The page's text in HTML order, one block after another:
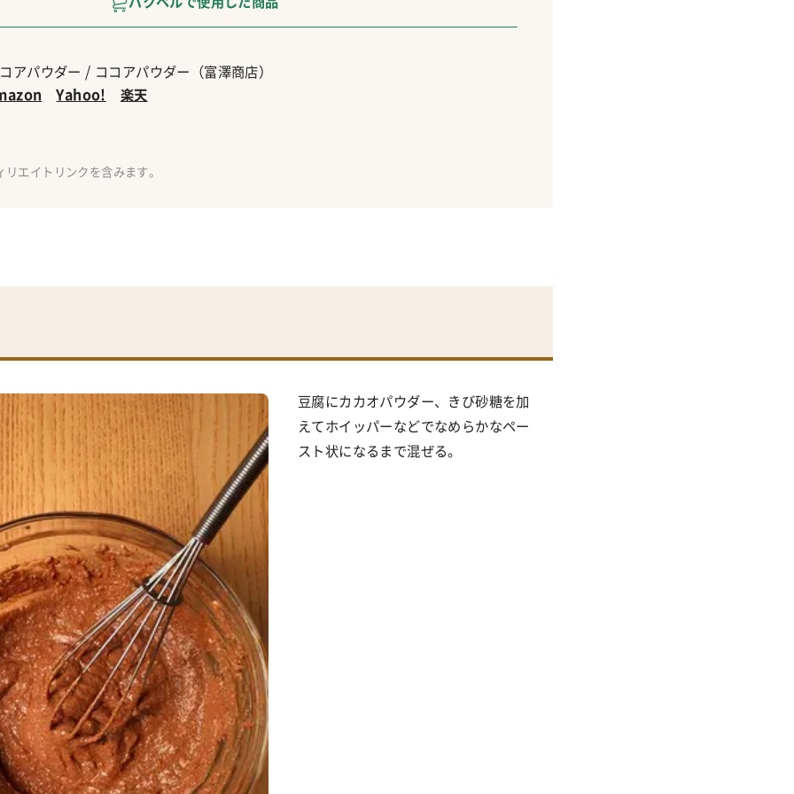
アパウダー / ココアパウダー（富澤商店）
Yahoo! 楽天
豆腐にカカオパウダー、きび砂糖を加
えてホイッパーなどでなめらかなペー
スト状になるまで混ぜる。